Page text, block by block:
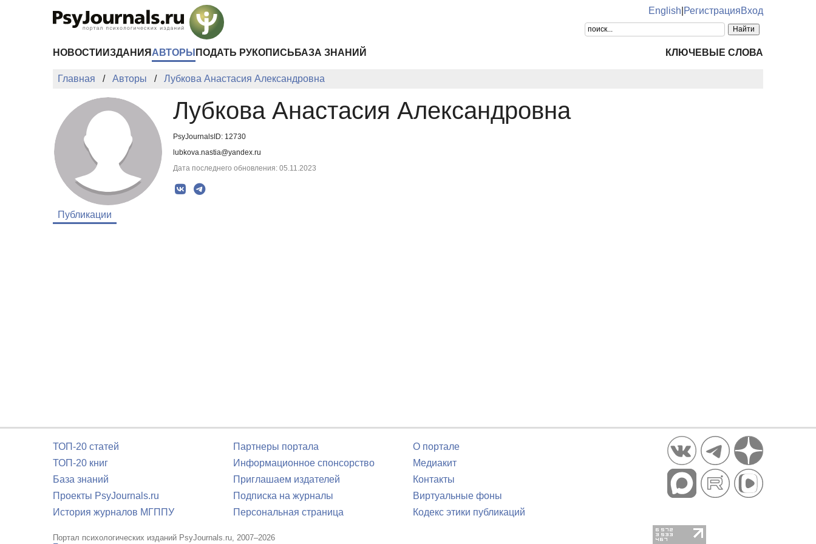
English РегистрацияВход
НОВОСТИ ИЗДАНИЯ АВТОРЫ ПОДАТЬ РУКОПИСЬ БАЗА ЗНАНИЙ КЛЮЧЕВЫЕ СЛОВА
Главная Авторы Лубкова Анастасия Александровна
Лубкова Анастасия Александровна
PsyJournalsID: 12730
lubkova.nastia@yandex.ru
Дата последнего обновления: 05.11.2023
Публикации
ТОП-20 статей
ТОП-20 книг
База знаний
Проекты PsyJournals.ru
История журналов МГППУ
Партнеры портала
Информационное спонсорство
Приглашаем издателей
Подписка на журналы
Персональная страница
О портале
Медиакит
Контакты
Виртуальные фоны
Кодекс этики публикаций
Портал психологических изданий PsyJournals.ru, 2007–2026